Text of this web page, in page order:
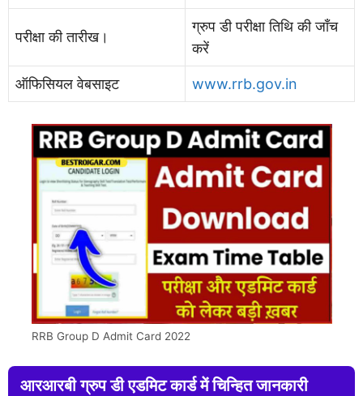
परीक्षा की तारीख।
ग्रुप डी परीक्षा तिथि की जाँच
करें
ऑफिसियल वेबसाइट www.rrb.gov.in
RRB Group D Admit Card 2022
आरआरबी ग्रुप डी एडमिट कार्ड में चिन्हित जानकारी